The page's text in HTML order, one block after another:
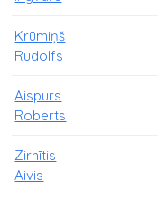
Krūmiņš
Rūdolfs
Aispurs
Roberts
Zirnītis
Aivis